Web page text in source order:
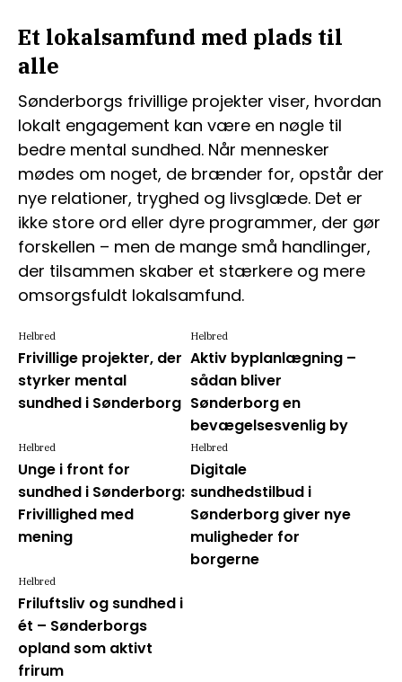
Et lokalsamfund med plads til
alle
Sønderborgs frivillige projekter viser, hvordan
lokalt engagement kan være en nøgle til
bedre mental sundhed. Når mennesker
mødes om noget, de brænder for, opstår der
nye relationer, tryghed og livsglæde. Det er
ikke store ord eller dyre programmer, der gør
forskellen – men de mange små handlinger,
der tilsammen skaber et stærkere og mere
omsorgsfuldt lokalsamfund.
Frivillige projekter, der
styrker mental
sundhed i Sønderborg
Helbred
Aktiv byplanlægning –
sådan bliver
Sønderborg en
bevægelsesvenlig by
Helbred
Unge i front for
sundhed i Sønderborg:
Frivillighed med
mening
Helbred
Digitale
sundhedstilbud i
Sønderborg giver nye
muligheder for
borgerne
Helbred
Friluftsliv og sundhed i
ét – Sønderborgs
opland som aktivt
frirum
Helbred